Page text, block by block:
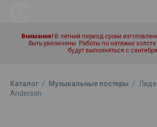
Внимание! В летний период сроки
быть увеличены. Работы по натяжке
будут выполняться с
Каталог / Музыкальные постеры /
Anderson